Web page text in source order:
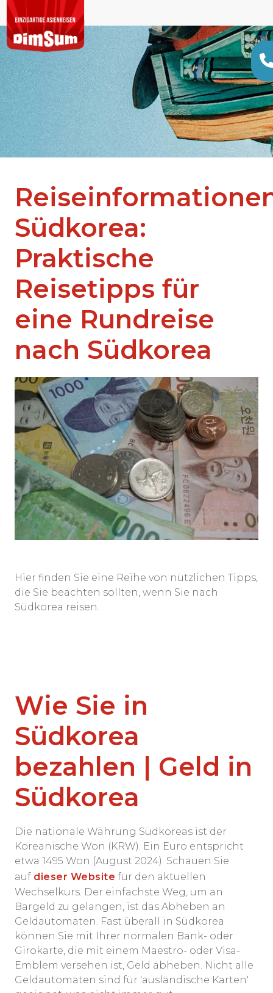
Südkorea:
Praktische
Reisetipps für
eine Rundreise
nach Südkorea
Hier finden Sie eine Reihe von nützlichen Tipps,
die Sie beachten sollten, wenn Sie nach
Südkorea reisen.
Wie Sie in
Südkorea
bezahlen | Geld in
Südkorea
Die nationale Währung Südkoreas ist der
Koreanische Won (KRW). Ein Euro entspricht
etwa 1495 Won (August 2024). Schauen Sie
auf dieser Website für den aktuellen
Wechselkurs. Der einfachste Weg, um an
Bargeld zu gelangen, ist das Abheben an
Geldautomaten. Fast überall in Südkorea
können Sie mit Ihrer normalen Bank- oder
Girokarte, die mit einem Maestro- oder Visa-
Emblem versehen ist, Geld abheben. Nicht alle
Geldautomaten sind für 'ausländische Karten'